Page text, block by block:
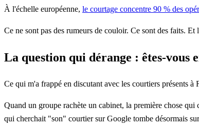
À l'échelle européenne, le courtage concentre 90 % des
Ce ne sont pas des rumeurs de couloir. Ce sont des faits.
La question qui dérange : êtes-vous
Ce qui m'a frappé en discutant avec les courtiers présents
Quand un groupe rachète un cabinet, la première chose
qui cherchait "son" courtier sur Google tombe désormais